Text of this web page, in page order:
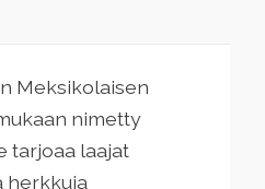
Meksikolaisen
nimetty
tarjoaa laajat
herkkuja